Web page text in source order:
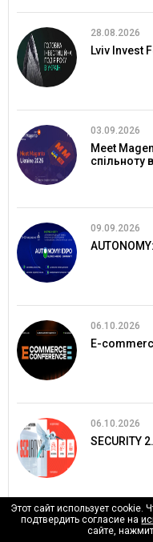
28.08.2026
Lviv Invest
03.09.2026
Meet
спільноту
09.09.2026
06.10.2026
E-
06.10.2026
SECURITY
13.10.2026
Этот сайт использует cookie.
подтвердить согласие на
сайте,